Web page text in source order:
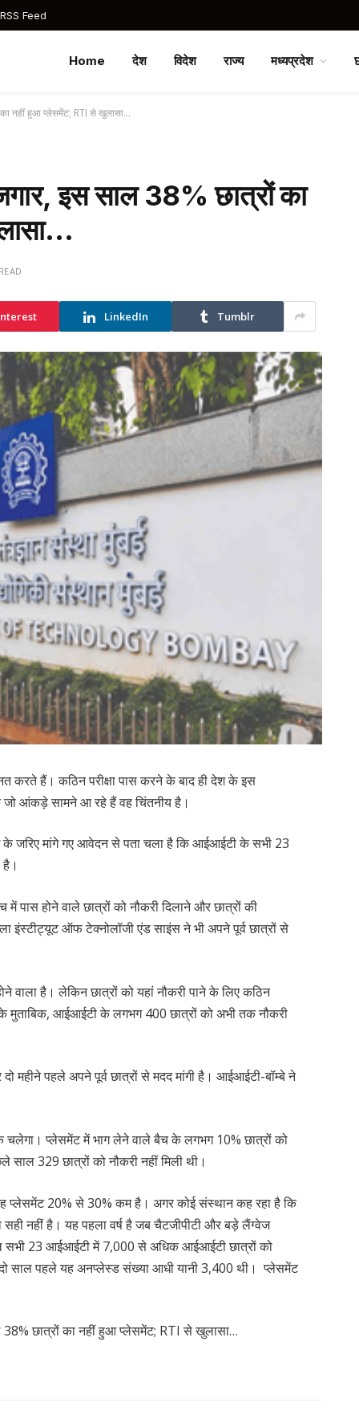
Feed
Home देश विदेश राज्य मध्यप्रदेश
का नहीं हुआ प्लेसमेंट; RTI से खुलासा…
इस साल 38% छात्रों का
LinkedIn Tumblr
करते हैं। कठिन परीक्षा पास करने के बाद ही देश के इस
जो आंकड़े सामने आ रहे हैं वह चिंतनीय है।
के जरिए मांगे गए आवेदन से पता चला है कि आईआईटी के सभी 23
पास होने वाले छात्रों को नौकरी दिलाने और छात्रों की
इंस्टीट्यूट ऑफ टेक्नोलॉजी एंड साइंस ने भी अपने पूर्व छात्रों से
है। लेकिन छात्रों को यहां नौकरी पाने के लिए कठिन
मुताबिक, आईआईटी के लगभग 400 छात्रों को अभी तक नौकरी
महीने पहले अपने पूर्व छात्रों से मदद मांगी है। आईआईटी-बॉम्बे ने
प्लेसमेंट में भाग लेने वाले बैच के लगभग 10% छात्रों को
329 छात्रों को नौकरी नहीं मिली थी।
प्लेसमेंट 20% से 30% कम है। अगर कोई संस्थान कह रहा है कि
सही नहीं है। यह पहला वर्ष है जब चैटजीपीटी और बड़े लैंग्वेज
सभी 23 आईआईटी में 7,000 से अधिक आईआईटी छात्रों को
साल पहले यह अनप्लेस्ड संख्या आधी यानी 3,400 थी। प्लेसमेंट
छात्रों का नहीं हुआ प्लेसमेंट; RTI से खुलासा…